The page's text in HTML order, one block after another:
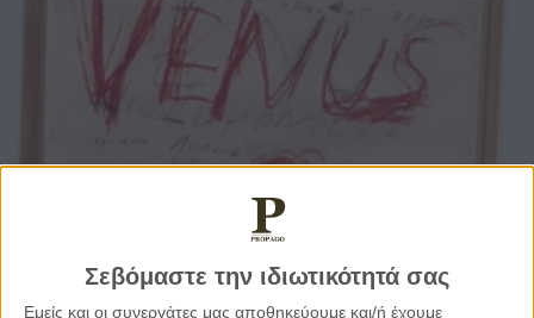
Σεβόμαστε την ιδιωτικότητά σας
Εμείς και οι συνεργάτες μας αποθηκεύουμε και/ή έχουμε